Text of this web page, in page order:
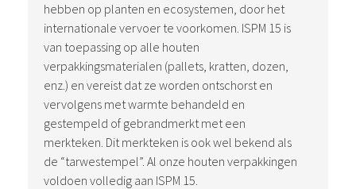
hebben op planten en ecosystemen, door het
internationale vervoer te voorkomen. ISPM 15 is
van toepassing op alle houten
verpakkingsmaterialen (pallets, kratten, dozen,
enz.) en vereist dat ze worden ontschorst en
vervolgens met warmte behandeld en
gestempeld of gebrandmerkt met een
merkteken. Dit merkteken is ook wel bekend als
de “tarwestempel”. Al onze houten verpakkingen
voldoen volledig aan ISPM 15.